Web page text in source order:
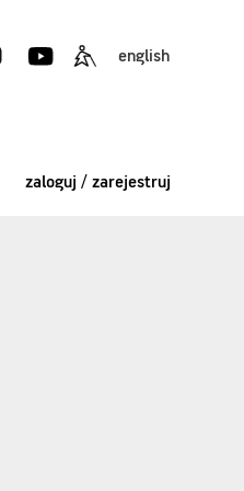
english
zaloguj / zarejestruj